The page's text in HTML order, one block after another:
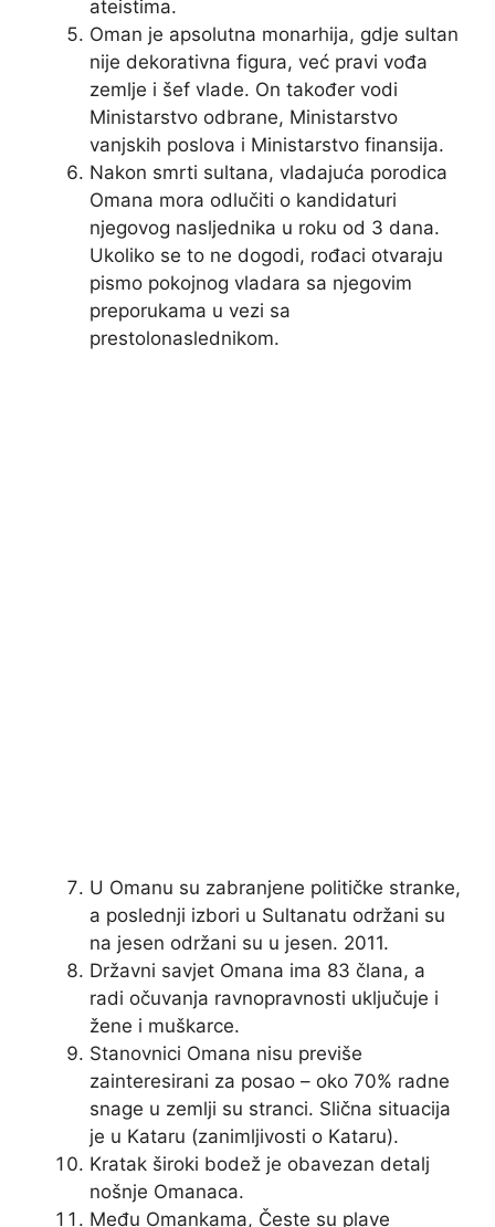
ateistima.
Oman je apsolutna monarhija, gdje sultan
nije dekorativna figura, već pravi vođa
zemlje i šef vlade. On također vodi
Ministarstvo odbrane, Ministarstvo
vanjskih poslova i Ministarstvo finansija.
Nakon smrti sultana, vladajuća porodica
Omana mora odlučiti o kandidaturi
njegovog nasljednika u roku od 3 dana.
Ukoliko se to ne dogodi, rođaci otvaraju
pismo pokojnog vladara sa njegovim
preporukama u vezi sa
prestolonaslednikom.
U Omanu su zabranjene političke stranke,
a poslednji izbori u Sultanatu održani su
na jesen održani su u jesen. 2011.
Državni savjet Omana ima 83 člana, a
radi očuvanja ravnopravnosti uključuje i
žene i muškarce.
Stanovnici Omana nisu previše
zainteresirani za posao – oko 70% radne
snage u zemlji su stranci. Slična situacija
je u Kataru (zanimljivosti o Kataru).
Kratak široki bodež je obavezan detalj
nošnje Omanaca.
Među Omankama, Česte su plave